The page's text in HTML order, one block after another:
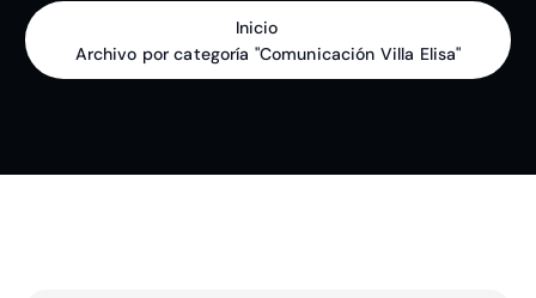
Inicio
Archivo por categoría "Comunicación Villa Elisa"